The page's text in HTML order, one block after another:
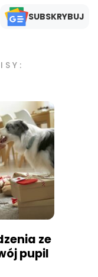
SUBSKRYBUJ
ze
pupil